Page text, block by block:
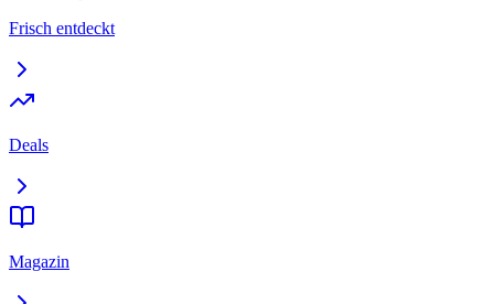
Frisch entdeckt
Deals
Magazin